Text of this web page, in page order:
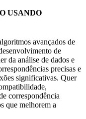
USANDO
avançados de
de
da análise de dados e
precisas e
significativas. Quer
correspondência
que melhorem a